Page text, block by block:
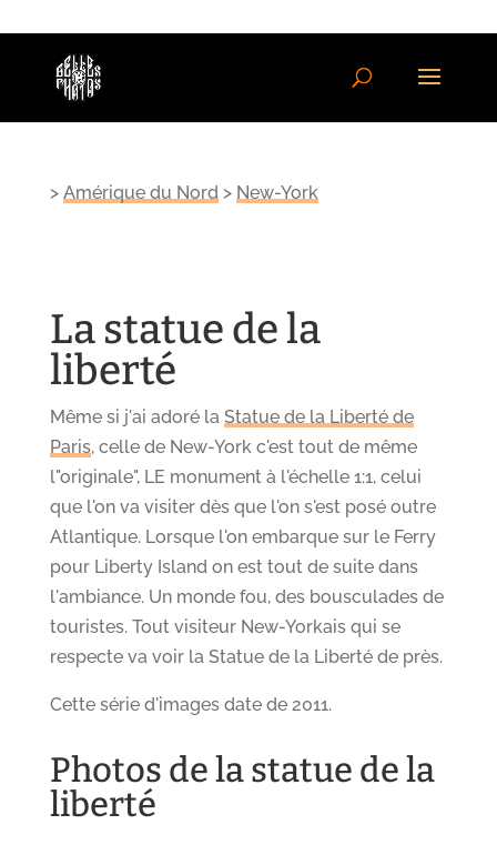
> Amérique du Nord> New-York
La statue de la
liberté
Même si j'ai adoré la Statue de la Liberté de
Paris, celle de New-York c'est tout de même
l"originale", LE monument à l'échelle 1:1, celui
que l'on va visiter dès que l'on s'est posé outre
Atlantique. Lorsque l'on embarque sur le Ferry
pour Liberty Island on est tout de suite dans
l'ambiance. Un monde fou, des bousculades de
touristes. Tout visiteur New-Yorkais qui se
respecte va voir la Statue de la Liberté de près.
Cette série d'images date de 2011.
Photos de la statue de la
liberté